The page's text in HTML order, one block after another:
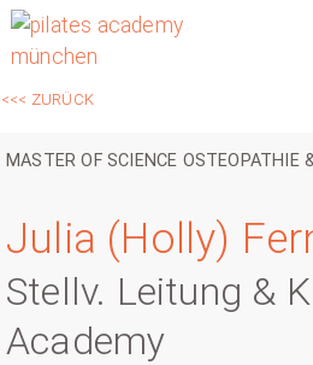
<<< ZURÜCK
MASTER OF SCIENCE OSTEOPATHIE
Julia (Holly)
Stellv. Leitung &
Academy